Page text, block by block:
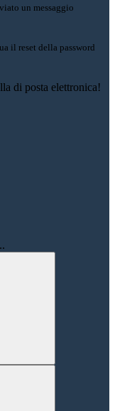
un messaggio
il reset della password
di posta elettronica!